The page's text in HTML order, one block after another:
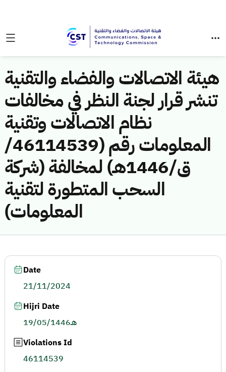
هيئة الاتصالات والفضاء والتقنية
تنشر قرار لجنة النظر في مخالفات
نظام الاتصالات وتقنية
المعلومات رقم (46114539/
ق/1446هـ) لمخالفة (شركة
السحب المتطورة لتقنية
المعلومات)
Date
21/11/2024
Hijri Date
19/05/1446هـ
Violations Id
46114539